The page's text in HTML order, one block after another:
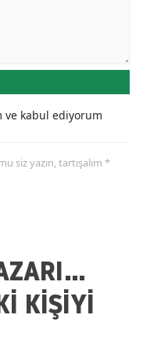
ve kabul ediyorum
siz yazın, tartışalım *
KİŞİYİ